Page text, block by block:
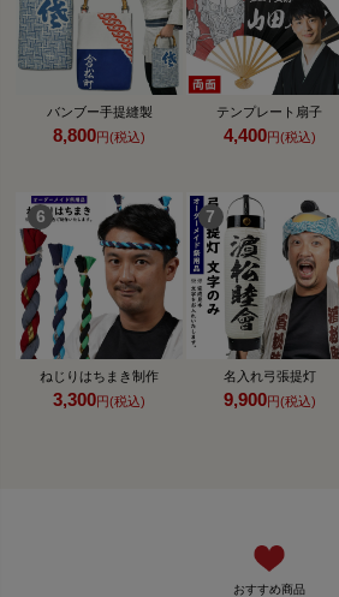
バンブー手提縫製
8,800円(税込)
テンプレート扇子
4,400円(税込)
ねじりはちまき制作
3,300円(税込)
名入れ弓張提灯
9,900円(税込)